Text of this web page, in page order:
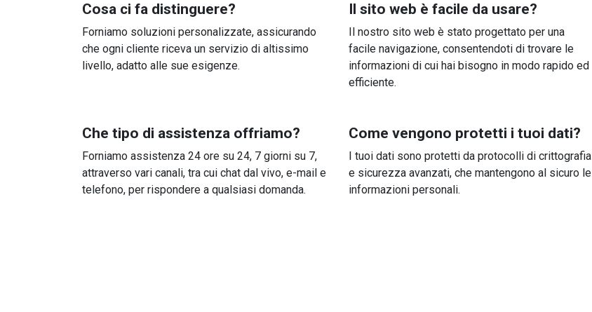
Cosa ci fa distinguere?
Forniamo soluzioni personalizzate, assicurando
che ogni cliente riceva un servizio di altissimo
livello, adatto alle sue esigenze.
Il sito web è facile da usare?
Il nostro sito web è stato progettato per una
facile navigazione, consentendoti di trovare le
informazioni di cui hai bisogno in modo rapido ed
efficiente.
Che tipo di assistenza offriamo?
Forniamo assistenza 24 ore su 24, 7 giorni su 7,
attraverso vari canali, tra cui chat dal vivo, e-mail e
telefono, per rispondere a qualsiasi domanda.
Come vengono protetti i tuoi dati?
I tuoi dati sono protetti da protocolli di crittografia
e sicurezza avanzati, che mantengono al sicuro le
informazioni personali.